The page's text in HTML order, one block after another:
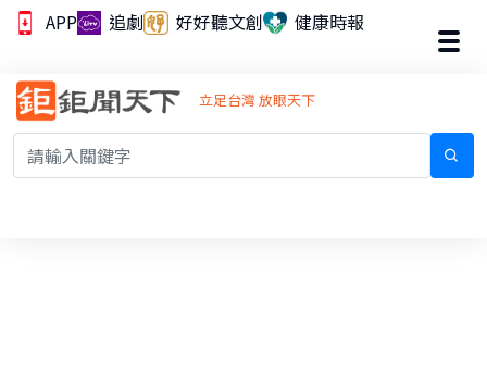
APP 追劇 好好聽文創 健康時報
立足台灣 放眼天下